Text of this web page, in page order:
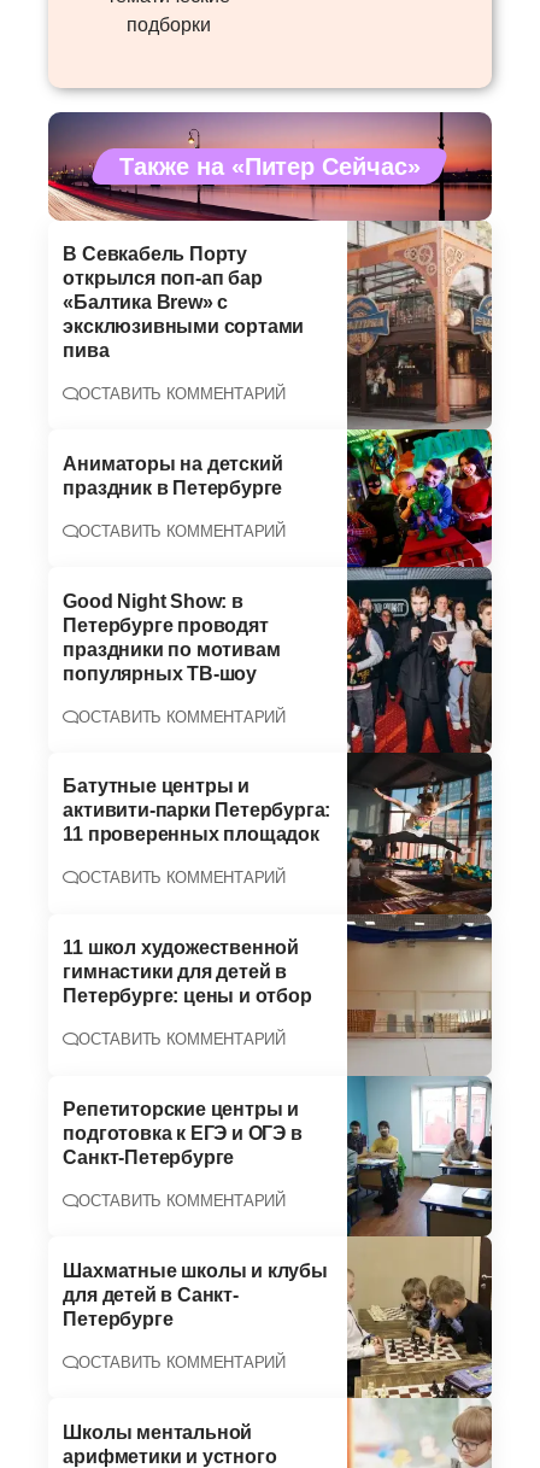
подборки
Также на «Питер Сейчас»
В Севкабель Порту
открылся поп-ап бар
«Балтика Brew» с
эксклюзивными сортами
пива
ОСТАВИТЬ КОММЕНТАРИЙ
Аниматоры на детский
праздник в Петербурге
ОСТАВИТЬ КОММЕНТАРИЙ
Good Night Show: в
Петербурге проводят
праздники по мотивам
популярных ТВ-шоу
ОСТАВИТЬ КОММЕНТАРИЙ
Батутные центры и
активити-парки Петербурга:
11 проверенных площадок
ОСТАВИТЬ КОММЕНТАРИЙ
11 школ художественной
гимнастики для детей в
Петербурге: цены и отбор
ОСТАВИТЬ КОММЕНТАРИЙ
Репетиторские центры и
подготовка к ЕГЭ и ОГЭ в
Санкт-Петербурге
ОСТАВИТЬ КОММЕНТАРИЙ
Шахматные школы и клубы
для детей в Санкт-
Петербурге
ОСТАВИТЬ КОММЕНТАРИЙ
Школы ментальной
арифметики и устного